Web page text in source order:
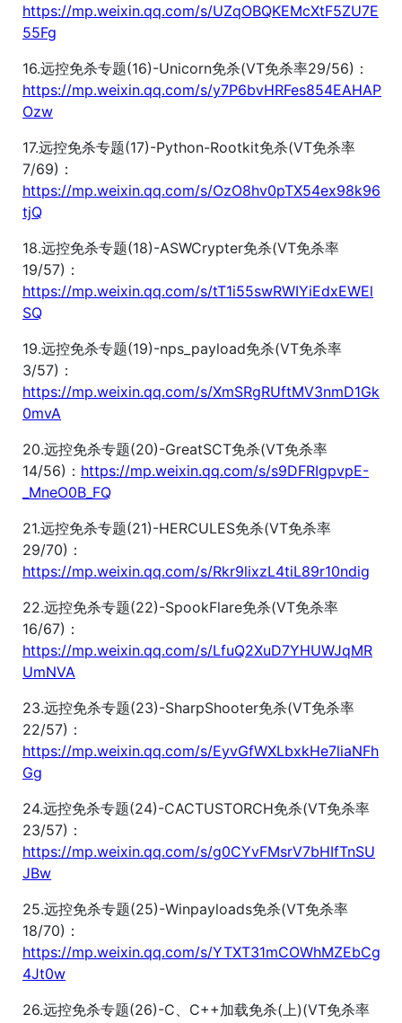
https://mp.weixin.qq.com/s/UZqOBQKEMcXtF5ZU7E
55Fg
16.远控免杀专题(16)-Unicorn免杀(VT免杀率29/56)：
https://mp.weixin.qq.com/s/y7P6bvHRFes854EAHAP
Ozw
17.远控免杀专题(17)-Python-Rootkit免杀(VT免杀率
7/69)：
https://mp.weixin.qq.com/s/OzO8hv0pTX54ex98k96
tjQ
18.远控免杀专题(18)-ASWCrypter免杀(VT免杀率
19/57)：
https://mp.weixin.qq.com/s/tT1i55swRWIYiEdxEWEl
SQ
19.远控免杀专题(19)-nps_payload免杀(VT免杀率
3/57)：
https://mp.weixin.qq.com/s/XmSRgRUftMV3nmD1Gk
0mvA
20.远控免杀专题(20)-GreatSCT免杀(VT免杀率
14/56)： https://mp.weixin.qq.com/s/s9DFRIgpvpE-
_MneO0B_FQ
21.远控免杀专题(21)-HERCULES免杀(VT免杀率
29/70)：
https://mp.weixin.qq.com/s/Rkr9lixzL4tiL89r10ndig
22.远控免杀专题(22)-SpookFlare免杀(VT免杀率
16/67)：
https://mp.weixin.qq.com/s/LfuQ2XuD7YHUWJqMR
UmNVA
23.远控免杀专题(23)-SharpShooter免杀(VT免杀率
22/57)：
https://mp.weixin.qq.com/s/EyvGfWXLbxkHe7liaNFh
Gg
24.远控免杀专题(24)-CACTUSTORCH免杀(VT免杀率
23/57)：
https://mp.weixin.qq.com/s/g0CYvFMsrV7bHIfTnSU
JBw
25.远控免杀专题(25)-Winpayloads免杀(VT免杀率
18/70)：
https://mp.weixin.qq.com/s/YTXT31mCOWhMZEbCg
4Jt0w
26.远控免杀专题(26)-C、C++加载免杀(上)(VT免杀率